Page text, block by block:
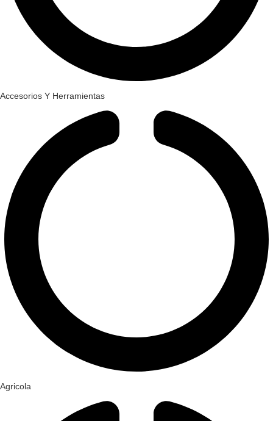
Accesorios Y Herramientas
Agricola